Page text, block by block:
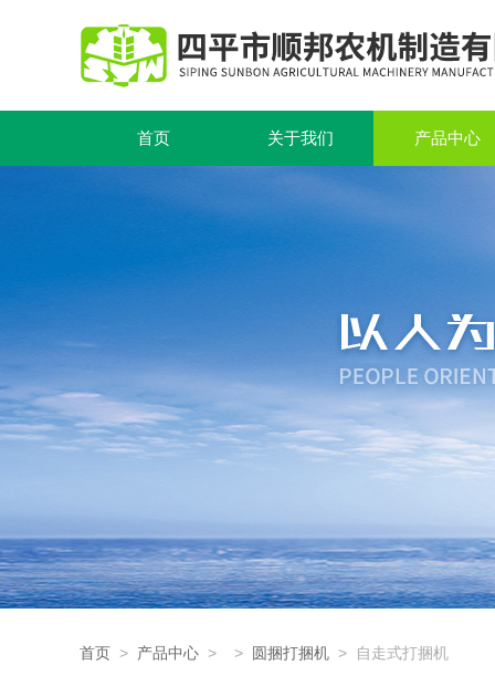
首页 关于我们 产品中心
首页 > 产品中心 > > 圆捆打捆机 > 自走式打捆机